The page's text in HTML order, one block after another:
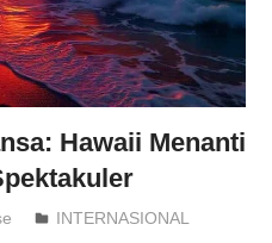
Hawaii Menanti
INTERNASIONAL